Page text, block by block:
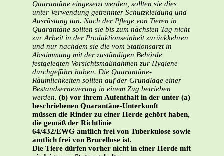
Quarantäne eingesetzt werden, sollten sie dies
unter Verwendung getrennter Schutzkleidung und
Ausrüstung tun. Nach der Pflege von Tieren in
Quarantäne sollten sie bis zum nächsten Tag nicht
zur Arbeit in der Produktionseinheit zurückkehren
und nur nachdem sie die vom Stationsarzt in
Abstimmung mit der zuständigen Behörde
festgelegten Vorsichtsmaßnahmen zur Hygiene
durchgeführt haben. Die Quarantäne-
Räumlichkeiten sollten auf der Grundlage einer
Bestandserneuerung in einem Zug betrieben
werden. (b) vor ihrem Aufenthalt in der unter (a)
beschriebenen Quarantäne-Unterkunft
müssen die Rinder zu einer Herde gehört haben,
die gemäß der Richtlinie
64/432/EWG amtlich frei von Tuberkulose sowie
amtlich frei von Brucellose ist.
Die Tiere dürfen vorher nicht in einer Herde mit